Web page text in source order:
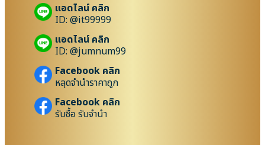
แอดไลน์ คลิก
ID: @it99999
แอดไลน์ คลิก
ID: @jumnum99
Facebook คลิก
หลุดจำนำราคาถูก
Facebook คลิก
รับซื้อ รับจำนำ